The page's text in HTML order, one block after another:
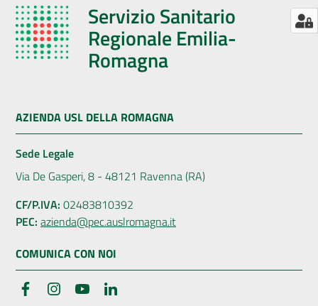
Servizio Sanitario
Regionale Emilia-
Romagna
AZIENDA USL DELLA ROMAGNA
Sede Legale
Via De Gasperi, 8 - 48121 Ravenna (RA)
CF/P.IVA: 02483810392
PEC: azienda@pec.auslromagna.it
COMUNICA CON NOI
FacebookInstagramYouTube